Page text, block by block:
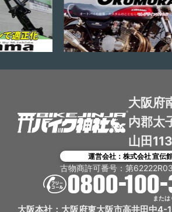
大阪府
内郡太
山田
運営会社：株式会社 宣伝
古物商許可番号：第
また
大阪本社：大阪府東大阪市高井田中4-